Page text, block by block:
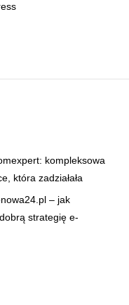
kompleksowa
która zadziałała
– jak
strategię e-